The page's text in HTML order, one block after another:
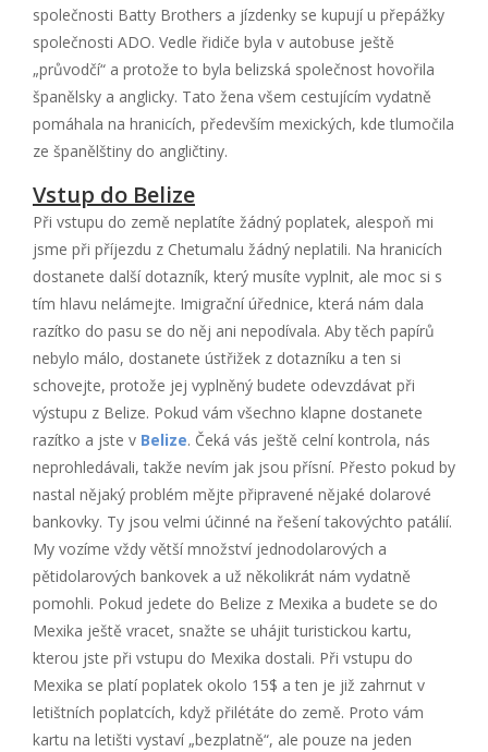
společnosti Batty Brothers a jízdenky se kupují u přepážky
společnosti ADO. Vedle řidiče byla v autobuse ještě
„průvodčí“ a protože to byla belizská společnost hovořila
španělsky a anglicky. Tato žena všem cestujícím vydatně
pomáhala na hranicích, především mexických, kde tlumočila
ze španělštiny do angličtiny.
Vstup do Belize
Při vstupu do země neplatíte žádný poplatek, alespoň mi
jsme při příjezdu z Chetumalu žádný neplatili. Na hranicích
dostanete další dotazník, který musíte vyplnit, ale moc si s
tím hlavu nelámejte. Imigrační úřednice, která nám dala
razítko do pasu se do něj ani nepodívala. Aby těch papírů
nebylo málo, dostanete ústřižek z dotazníku a ten si
schovejte, protože jej vyplněný budete odevzdávat při
výstupu z Belize. Pokud vám všechno klapne dostanete
razítko a jste v Belize. Čeká vás ještě celní kontrola, nás
neprohledávali, takže nevím jak jsou přísní. Přesto pokud by
nastal nějaký problém mějte připravené nějaké dolarové
bankovky. Ty jsou velmi účinné na řešení takovýchto patálií.
My vozíme vždy větší množství jednodolarových a
pětidolarových bankovek a už několikrát nám vydatně
pomohli. Pokud jedete do Belize z Mexika a budete se do
Mexika ještě vracet, snažte se uhájit turistickou kartu,
kterou jste při vstupu do Mexika dostali. Při vstupu do
Mexika se platí poplatek okolo 15$ a ten je již zahrnut v
letištních poplatcích, když přilétáte do země. Proto vám
kartu na letišti vystaví „bezplatně“, ale pouze na jeden